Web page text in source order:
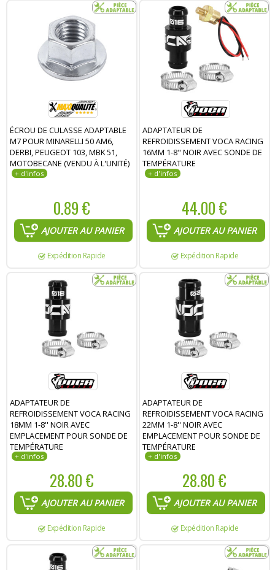
ÉCROU DE CULASSE ADAPTABLE
M7 POUR MINARELLI 50 AM6,
DERBI, PEUGEOT 103, MBK 51,
MOTOBECANE (VENDU À L'UNITÉ)
0.89 €
AJOUTER AU PANIER
Expédition Rapide
ADAPTATEUR DE
REFROIDISSEMENT VOCA RACING
16MM 1-8" NOIR AVEC SONDE DE
TEMPÉRATURE
44.00 €
AJOUTER AU PANIER
Expédition Rapide
ADAPTATEUR DE
REFROIDISSEMENT VOCA RACING
18MM 1-8'' NOIR AVEC
EMPLACEMENT POUR SONDE DE
TEMPÉRATURE
28.80 €
AJOUTER AU PANIER
Expédition Rapide
ADAPTATEUR DE
REFROIDISSEMENT VOCA RACING
22MM 1-8'' NOIR AVEC
EMPLACEMENT POUR SONDE DE
TEMPÉRATURE
28.80 €
AJOUTER AU PANIER
Expédition Rapide